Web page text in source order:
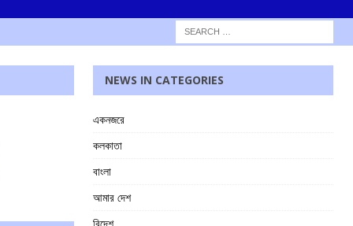
NEWS IN CATEGORIES
একনজরে
কলকাতা
বাংলা
আমার দেশ